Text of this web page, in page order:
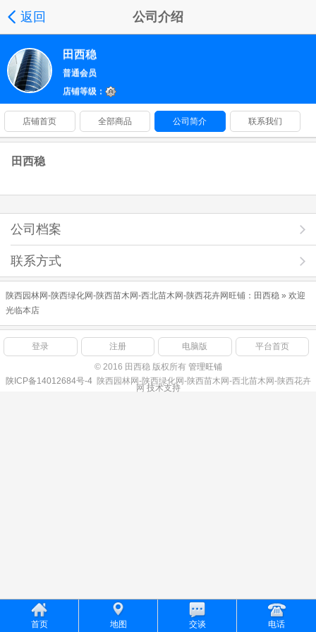
返回 公司介绍
田西稳
普通会员
店铺等级：
店铺首页 全部商品 公司简介 联系我们
田西稳
公司档案
联系方式
陕西园林网-陕西绿化网-陕西苗木网-西北苗木网-陕西花卉网旺铺： 田西稳 » 欢迎
光临本店
登录 注册 电脑版 平台首页
© 2016 田西稳 版权所有 管理旺铺
陕ICP备14012684号-4 陕西园林网-陕西绿化网-陕西苗木网-西北苗木网-陕西花卉
网 技术支持
首页 地图 交谈 电话